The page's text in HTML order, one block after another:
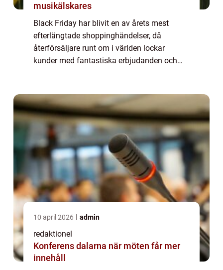
musikälskares
Black Friday har blivit en av årets mest
efterlängtade shoppinghändelser, då
återförsäljare runt om i världen lockar
kunder med fantastiska erbjudanden och
shoppin...
10 april 2026 admin
redaktionel
Konferens dalarna när möten får mer
innehåll